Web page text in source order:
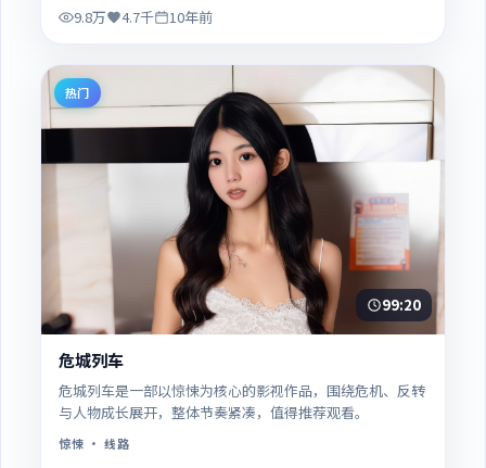
9.8万 4.7千 10年前
热门
99:20
危城列车
危城列车是一部以惊悚为核心的影视作品，围绕危机、反转
与人物成长展开，整体节奏紧凑，值得推荐观看。
惊悚 · 线路